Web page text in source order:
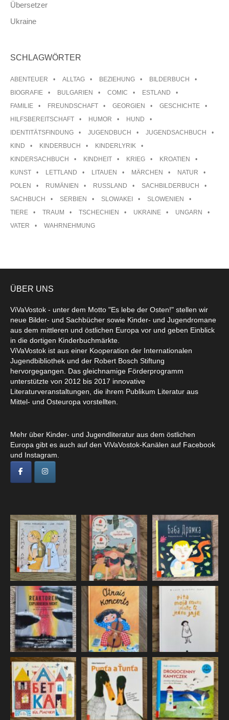
Übersetzer
Ukraine
SCHLAGWÖRTER
ABENTEUER ALLTAG BEZIEHUNG
BILDERBUCH
BIOGRAFIE
BULGARIEN COMIC
ESTLAND
FAMILIE
FREUNDSCHAFT GEORGIEN
GESCHICHTE
HILFSBEREITSCHAFT
HUMOR
HUND
IDENTITÄTSFINDUNG
JUGENDBUCH
JUGENDSACHBUCH
KIND
KINDERBUCH
KINDERLYRIK
KINDERSACHBUCH
KINDHEIT KRIEG
KROATIEN
KUNST
LETTLAND LITAUEN MÄRCHEN
NATUR
POLEN
RUMÄNIEN RUSSLAND
SACHBILDERBUCH
SACHBUCH
SERBIEN SLOWAKEI
SLOWENIEN
TIERE
TRAUM TSCHECHIEN UKRAINE
UNGARN
VATER
WAHRNEHMUNG
ÜBER UNS
ViVaVostok - unter dem Motto "Es lebe der Osten!" stellen wir
neue Bilder- und Sachbücher sowie Kinder- und Jugendromane
aus dem mittleren und östlichen Europa vor und geben Einblick
in die dortigen Kinderbuchmärkte.
ViVaVostok ist aus einer Kooperation der Internationalen
Jugendbibliothek und der Robert Bosch Stiftung
hervorgegangen. Das gleichnamige Förderprogramm
unterstützte von 2012 bis 2017 innovative
Literaturveranstaltungen, die ihrem Publikum Literatur aus
Mittel- und Osteuropa vorstellten.
Mehr über Kinder- und Jugendliteratur aus dem östlichen
Europa gibt es auch auf den ViVaVostok-Kanälen auf Facebook
und Instagram.